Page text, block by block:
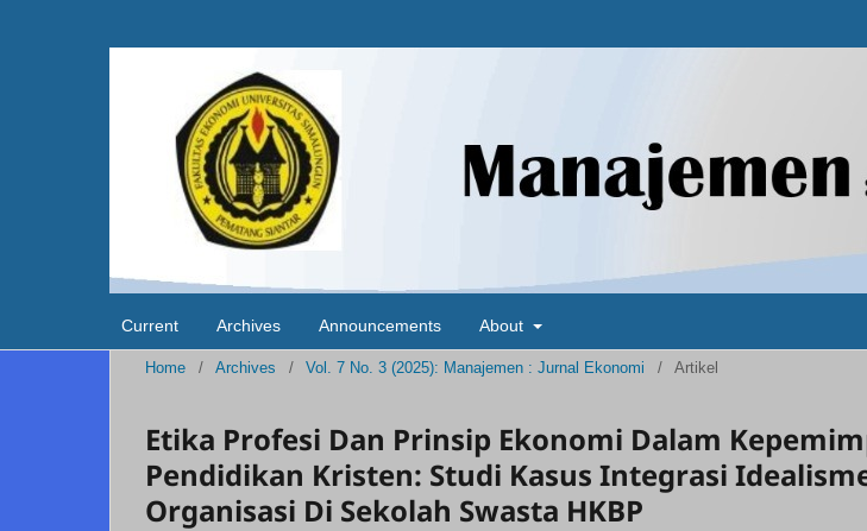
Current Archives Announcements About
Home / Archives / Vol. 7 No. 3 (2025): Manajemen : Jurnal Ekonomi / Artikel
Etika Profesi Dan Prinsip Ekonomi Dalam
Pendidikan Kristen: Studi Kasus Integrasi
Organisasi Di Sekolah Swasta HKBP